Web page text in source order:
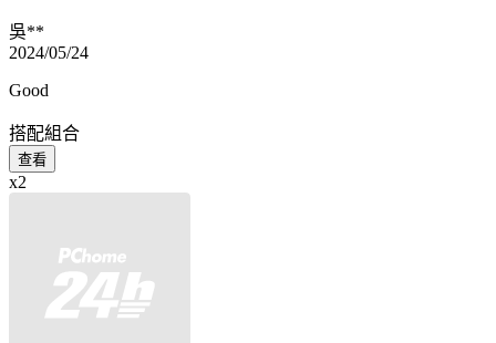
吳**
2024/05/24
Good
搭配組合
查看
x2